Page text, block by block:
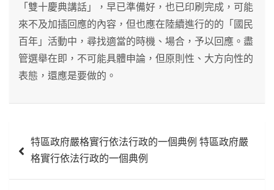
「雙十慶典講話」，早已準備好，也已印刷完成，可能
來不及加插回應的內容，但也應在陸續進行的的「國民
百年」活動中，尋找適當的時機、場合，予以回應。盡
管選舉在即，不可能具體申論，但原則性、大方向性的
表態，還應是要做的。
章 特區政府嚴格實行依法行政的一個典例 特區政府嚴
格實行依法行政的一個典例